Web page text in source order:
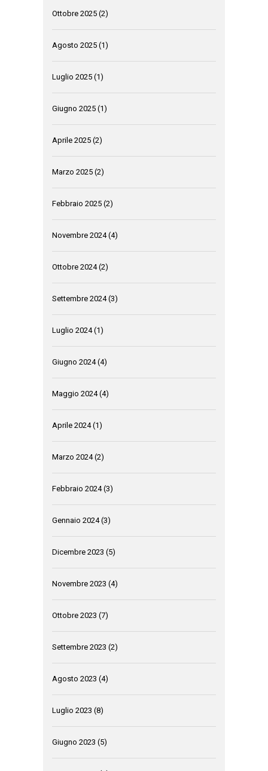
Ottobre 2025 (2)
Agosto 2025 (1)
Luglio 2025 (1)
Giugno 2025 (1)
Aprile 2025 (2)
Marzo 2025 (2)
Febbraio 2025 (2)
Novembre 2024(4)
Ottobre 2024(2)
Settembre 2024(3)
Luglio 2024(1)
Giugno 2024(4)
Maggio 2024(4)
Aprile 2024(1)
Marzo 2024(2)
Febbraio 2024(3)
Gennaio 2024(3)
Dicembre 2023 (5)
Novembre 2023 (4)
Ottobre 2023 (7)
Settembre 2023 (2)
Agosto 2023 (4)
Luglio 2023 (8)
Giugno 2023 (5)